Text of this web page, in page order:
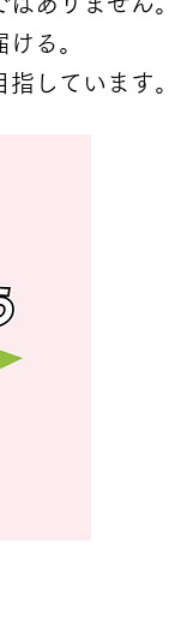
る。
しています。